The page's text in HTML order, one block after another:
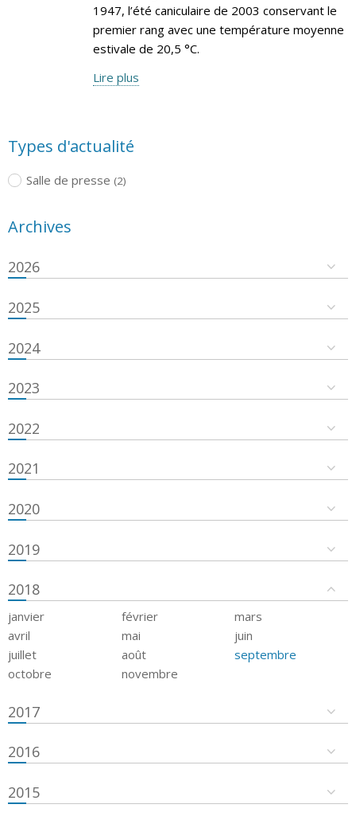
1947, l’été caniculaire de 2003 conservant le
premier rang avec une température moyenne
estivale de 20,5 °C.
Lire plus
Types d'actualité
Salle de presse (2)
Archives
2026
2025
2024
2023
2022
2021
2020
2019
2018
janvier février
mars
avril
mai
juin
juillet
août
septembre
octobre
novembre
2017
2016
2015